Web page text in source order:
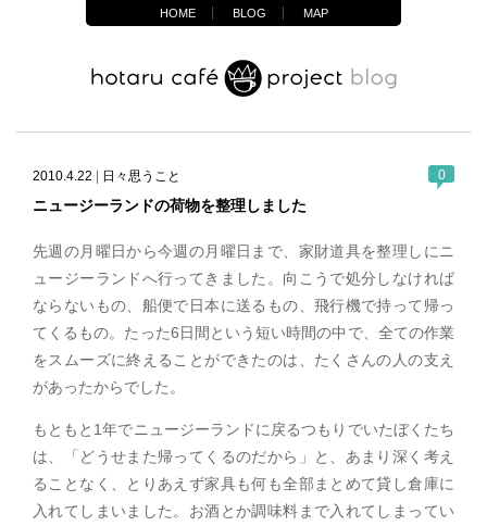
2010.4.22 日々思うこと 0
ニュージーランドの荷物を整理しました
先週の月曜日から今週の月曜日まで、家財道具を整理しにニ
ュージーランドへ行ってきました。向こうで処分しなければ
ならないもの、船便で日本に送るもの、飛行機で持って帰っ
てくるもの。たった6日間という短い時間の中で、全ての作業
をスムーズに終えることができたのは、たくさんの人の支え
があったからでした。
もともと1年でニュージーランドに戻るつもりでいたぼくたち
は、「どうせまた帰ってくるのだから」と、あまり深く考え
ることなく、とりあえず家具も何も全部まとめて貸し倉庫に
入れてしまいました。お酒とか調味料まで入れてしまってい
HOME BLOG MAP